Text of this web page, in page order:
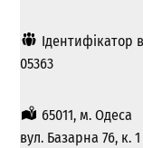
Ідентифікатор
05363
65011, м. Одеса
вул. Базарна 76, к. 1